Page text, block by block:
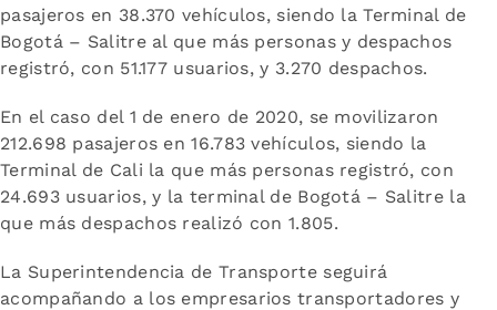
pasajeros en 38.370 vehículos, siendo la Terminal de
Bogotá – Salitre al que más personas y despachos
registró, con 51.177 usuarios, y 3.270 despachos.
En el caso del 1 de enero de 2020, se movilizaron
212.698 pasajeros en 16.783 vehículos, siendo la
Terminal de Cali la que más personas registró, con
24.693 usuarios, y la terminal de Bogotá – Salitre la
que más despachos realizó con 1.805.
La Superintendencia de Transporte seguirá
acompañando a los empresarios transportadores y